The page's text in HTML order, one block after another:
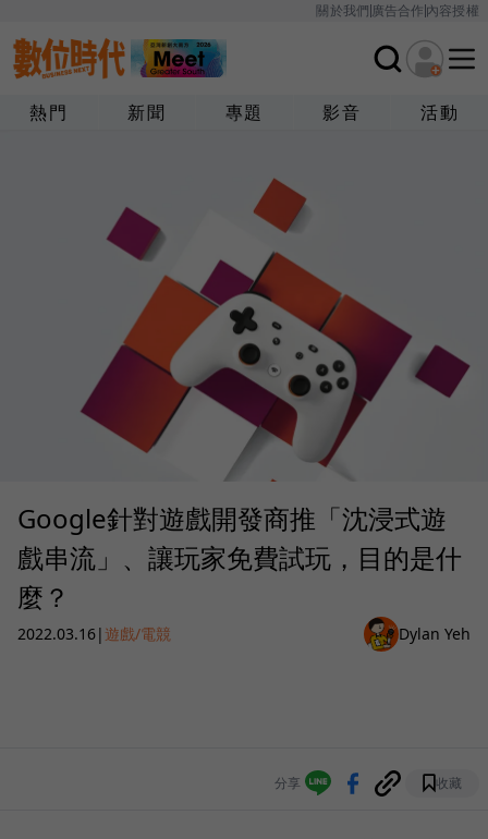
關於我們廣告合作內容授權
熱門 新聞 專題 影音 活動
Google針對遊戲開發商推「沈浸式遊
戲串流」、讓玩家免費試玩，目的是什
麼？
2022.03.16|遊戲/電競 Dylan Yeh
分享 收藏